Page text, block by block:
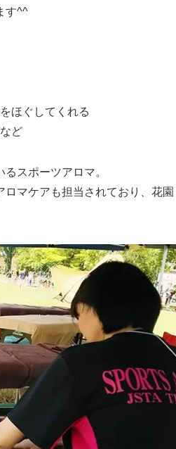
す^^
ほぐしてくれる
ど
スポーツアロマ。
マケアも担当されており、花園